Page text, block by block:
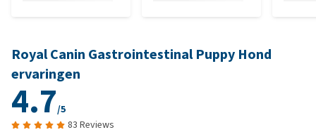
Royal Canin Gastrointestinal Puppy Hond
ervaringen
4.7/5
83 Reviews